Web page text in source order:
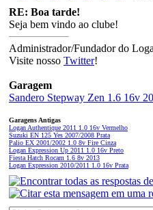
RE: Boa tarde!
Seja bem vindo ao clube!
Administrador/Fundador do
Visite nosso Twitter!
Garagem
Sandero Stepway Zen 1.6 16v
Garagens Antigas
Logan Authentique 2011 1.0 16v Vermelho
Suzuki EN 125 Yes 2007/2008 Prata
Palio EX 2001/2002 1.0 8v Fire Cinza
Logan Expression Up 2011 1.0 16v Preto
Fiesta Hatch Rocam 1.6 8v 2013
Logan Expression 2010/2011 1.0 16v Prata